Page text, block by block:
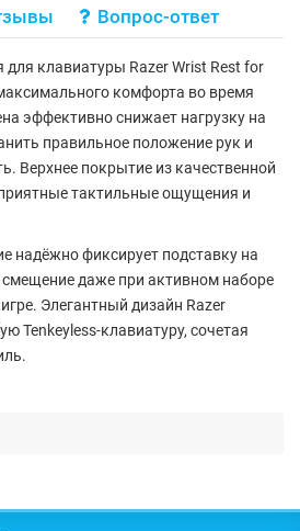
Вопрос-ответ
для клавиатуры Razer Wrist Rest for
комфорта во время
эффективно снижает нагрузку на
правильное положение рук и
Верхнее покрытие из качественной
тактильные ощущения и
надёжно фиксирует подставку на
даже при активном наборе
Элегантный дизайн Razer
Tenkeyless-клавиатуру, сочетая